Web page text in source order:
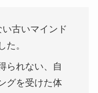
古いマインド
た。
られない、自
グを受けた体